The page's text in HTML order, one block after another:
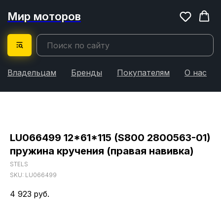
Мир моторов
Владельцам Бренды Покупателям О нас
LU066499 12*61*115 (S800 2800563-01)
пружина кручения (правая навивка)
STELS
SKU: LU066499
4 923 руб.